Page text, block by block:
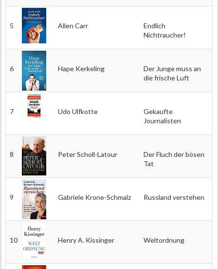
5 Allen Carr
Endlich
Nichtraucher!
6 Hape Kerkeling
Der Junge muss an
die frische Luft
7 Udo Ulfkotte
Gekaufte
Journalisten
8 Peter Scholl-Latour
Der Fluch der bösen
Tat
9 Gabriele Krone-Schmalz Russland verstehen
10 Henry A. Kissinger Weltordnung